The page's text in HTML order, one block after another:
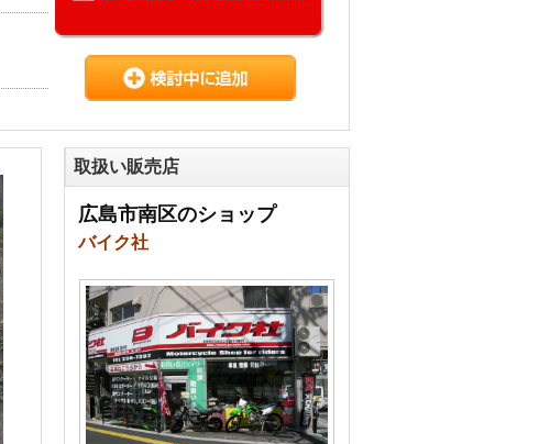
取扱い販売店
広島市南区のショップ
バイク社